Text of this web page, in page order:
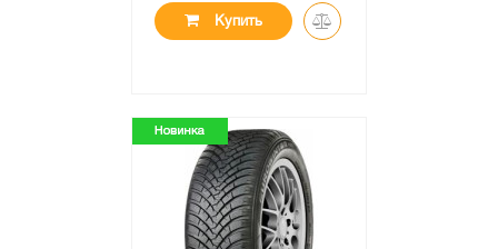
Купить
●в наличии
0 отзывов